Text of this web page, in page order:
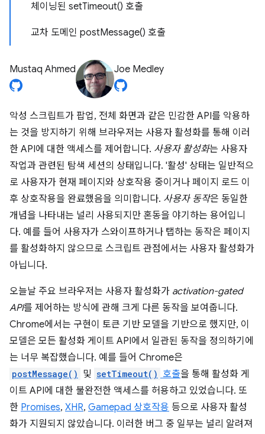
체이닝된 setTimeout() 호출
교차 도메인 postMessage() 호출
Mustaq Ahmed Joe Medley
악성 스크립트가 팝업, 전체 화면과 같은 민감한 API를 악용하
는 것을 방지하기 위해 브라우저는 사용자 활성화를 통해 이러
한 API에 대한 액세스를 제어합니다. 사용자 활성화는 사용자
작업과 관련된 탐색 세션의 상태입니다. '활성' 상태는 일반적으
로 사용자가 현재 페이지와 상호작용 중이거나 페이지 로드 이
후 상호작용을 완료했음을 의미합니다. 사용자 동작은 동일한
개념을 나타내는 널리 사용되지만 혼동을 야기하는 용어입니
다. 예를 들어 사용자가 스와이프하거나 탭하는 동작은 페이지
를 활성화하지 않으므로 스크립트 관점에서는 사용자 활성화가
아닙니다.
오늘날 주요 브라우저는 사용자 활성화가 activation-gated
API를 제어하는 방식에 관해 크게 다른 동작을 보여줍니다.
Chrome에서는 구현이 토큰 기반 모델을 기반으로 했지만, 이
모델은 모든 활성화 게이트 API에서 일관된 동작을 정의하기에
는 너무 복잡했습니다. 예를 들어 Chrome은
postMessage() 및 setTimeout() 호출을 통해 활성화 게
이트 API에 대한 불완전한 액세스를 허용하고 있었습니다. 또
한 Promises, XHR, Gamepad 상호작용 등으로 사용자 활성
화가 지원되지 않았습니다. 이러한 버그 중 일부는 널리 알려져